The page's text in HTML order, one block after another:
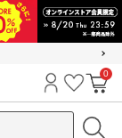
ログイン
お気に
カ
0